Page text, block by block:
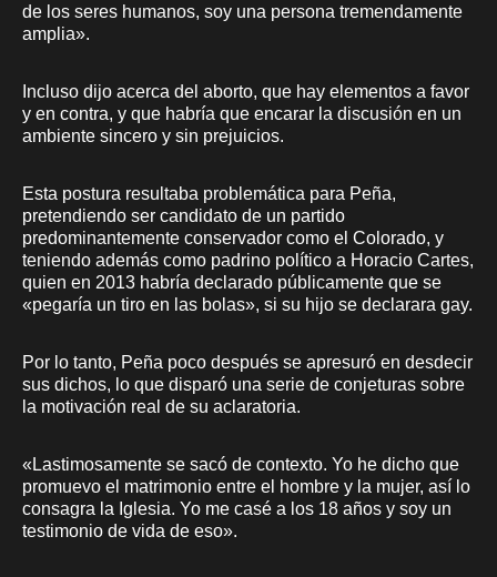
de los seres humanos, soy una persona tremendamente
amplia».
Incluso dijo acerca del aborto, que hay elementos a favor
y en contra, y que habría que encarar la discusión en un
ambiente sincero y sin prejuicios.
Esta postura resultaba problemática para Peña,
pretendiendo ser candidato de un partido
predominantemente conservador como el Colorado, y
teniendo además como padrino político a Horacio Cartes,
quien en 2013 habría declarado públicamente que se
«pegaría un tiro en las bolas», si su hijo se declarara gay.
Por lo tanto, Peña poco después se apresuró en desdecir
sus dichos, lo que disparó una serie de conjeturas sobre
la motivación real de su aclaratoria.
«Lastimosamente se sacó de contexto. Yo he dicho que
promuevo el matrimonio entre el hombre y la mujer, así lo
consagra la Iglesia. Yo me casé a los 18 años y soy un
testimonio de vida de eso».